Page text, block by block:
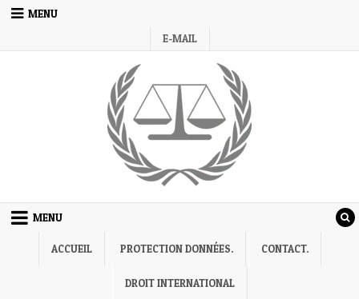
Skip
MENU
E-MAIL
MENU
ACCUEIL PROTECTION DONNÉES. CONTACT.
DROIT INTERNATIONAL